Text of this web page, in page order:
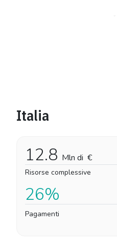
Italia
12.8 Mln di €
Risorse complessive
26%
Pagamenti